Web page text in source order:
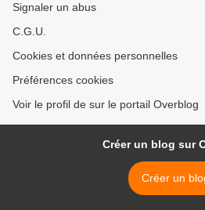
Signaler un abus
C.G.U.
Cookies et données personnelles
Préférences cookies
Voir le profil de sur le portail Overblog
Créer un blog sur
Créer un